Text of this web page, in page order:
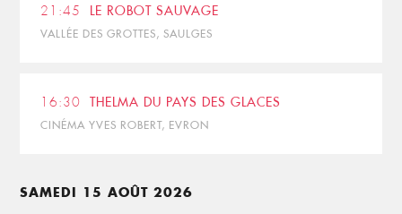
21:45 LE ROBOT SAUVAGE
VALLÉE DES GROTTES, SAULGES
16:30 THELMA DU PAYS DES GLACES
CINÉMA YVES ROBERT, EVRON
SAMEDI 15 AOÛT 2026